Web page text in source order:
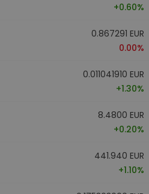
+0.60%
0.867291 EUR
0.00%
0.011041910 EUR
+1.30%
8.4800 EUR
+0.20%
441.940 EUR
+1.10%